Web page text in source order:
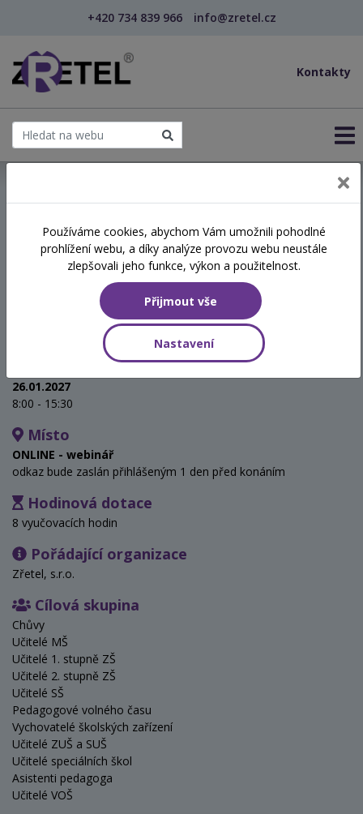
+420 734 839 966 info@zretel.cz
Kontakty
šablony
Mindfulness: Síla relaxace a
vědomé pozornosti
(webinář)
26.01.2027
8:00 - 15:30
Místo
ONLINE - webinář
odkaz bude zaslán přihlášeným 1 den před konáním
Hodinová dotace
8 vyučovacích hodin
Pořádající organizace
Zřetel, s.r.o.
Cílová skupina
Chůvy
Učitelé MŠ
Učitelé 1. stupně ZŠ
Učitelé 2. stupně ZŠ
Učitelé SŠ
Pedagogové volného času
Vychovatelé školských zařízení
Učitelé ZUŠ a SUŠ
Učitelé speciálních škol
Asistenti pedagoga
Učitelé VOŠ
Používáme cookies, abychom Vám umožnili pohodlné
prohlížení webu, a díky analýze provozu webu neustále
zlepšovali jeho funkce, výkon a použitelnost.
Přijmout vše
Nastavení